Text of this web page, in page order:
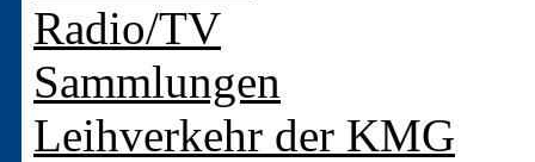
Radio/TV
Sammlungen
Leihverkehr der KMG